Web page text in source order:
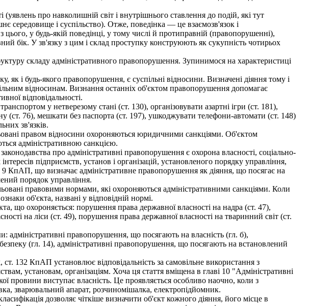
(уявлень про навколишній світ і внутрішнього ставлення до подій, які тут
середовище і суспільство). Отже, поведінка — це взаємозв'язок і
у будь-якій поведінці, у тому числі й протиправній (правопорушенні),
бік. У зв'язку з цим і склад проступку конструюють як сукупність чотирьох
складу адміністративного правопорушення. Зупинимося на характеристиці
і будь-якого правопорушення, є суспільні відносини. Визначені діяння тому і
відносинам. Визнання останніх об'єктом правопорушення допомагає
відповідальності.
у нетверезому стані (ст. 130), організовувати азартні ігри (ст. 181),
(ст. 76), мешкати без паспорта (ст. 197), ушкоджувати телефони-автомати (ст. 148)
зв'язків.
правом відносини охороняються юридичними санкціями. Об'єктом
адміністративною санкцією.
про адміністративні правопорушення є охорона власності, соціально-
підприємств, установ і організацій, установленого порядку управління,
КпАП, що визначає адміністративне правопорушення як діяння, що посягає на
порядок управління.
правовими нормами, які охороняються адміністративними санкціями. Коли
об'єкта, названі у відповідній нормі.
що охороняється: порушення права державної власності на надра (ст. 47),
на ліси (ст. 49), порушення права державної власності на тваринний світ (ст.
адміністративні правопорушення, що посягають на власність (гл. б),
(гл. 14), адміністративні правопорушення, що посягають на встановлений
132 КпАП установлює відповідальність за самовільне використання з
установам, організаціям. Хоча ця стаття вміщена в главі 10 "Адміністративні
провини виступає власність. Це проявляється особливо наочно, коли з
зварювальний апарат, розчиномішалка, електропідйомник.
дозволяє чіткіше визначити об'єкт кожного діяння, його місце в